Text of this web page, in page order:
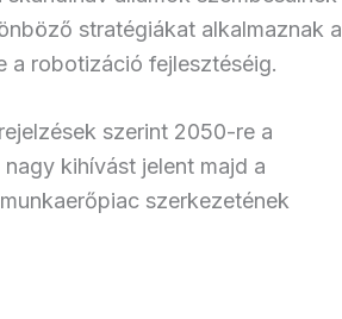
stratégiákat alkalmaznak a
a robotizáció fejlesztéséig.
szerint 2050-re a
kihívást jelent majd a
szerkezetének